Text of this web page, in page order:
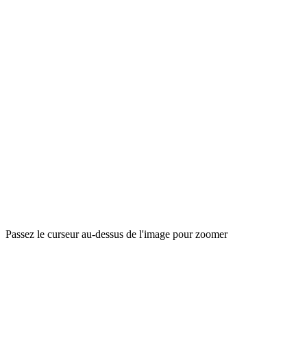
Passez le curseur au-dessus de l'image pour zoomer